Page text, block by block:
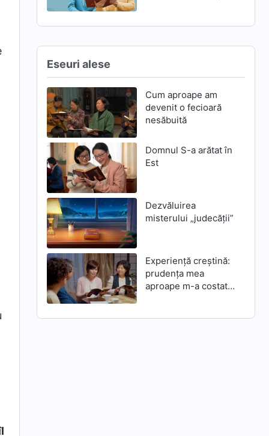
Eseuri alese
Cum aproape am
devenit o fecioară
nesăbuită
Domnul S-a arătat în
Est
Dezvăluirea
misterului „judecății”
Experiență creștină:
prudența mea
aproape m-a costat